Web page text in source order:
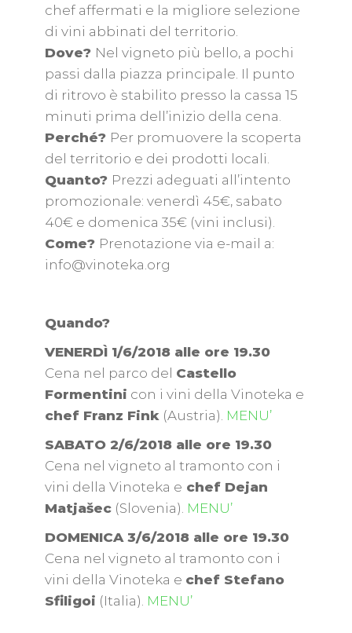
chef affermati e la migliore selezione
di vini abbinati del territorio.
Dove? Nel vigneto più bello, a pochi
passi dalla piazza principale. Il punto
di ritrovo è stabilito presso la cassa 15
minuti prima dell’inizio della cena.
Perché? Per promuovere la scoperta
del territorio e dei prodotti locali.
Quanto? Prezzi adeguati all’intento
promozionale: venerdì 45€, sabato
40€ e domenica 35€ (vini inclusi).
Come? Prenotazione via e-mail a:
info@vinoteka.org
Quando?
VENERDÌ 1/6/2018 alle ore 19.30
Cena nel parco del Castello
Formentini con i vini della Vinoteka e
chef Franz Fink(Austria). MENU’
SABATO 2/6/2018 alle ore 19.30
Cena nel vigneto al tramonto con i
vini della Vinoteka e chef Dejan
Matjašec(Slovenia). MENU’
DOMENICA 3/6/2018 alle ore 19.30
Cena nel vigneto al tramonto con i
vini della Vinoteka e chef Stefano
Sfiligoi (Italia). MENU’